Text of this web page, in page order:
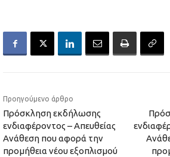
Προηγούμενο άρθρο
Πρόσκληση εκδήλωσης
ενδιαφέροντος – Απευθείας
Ανάθεση που αφορά την
προμήθεια νέου εξοπλισμού